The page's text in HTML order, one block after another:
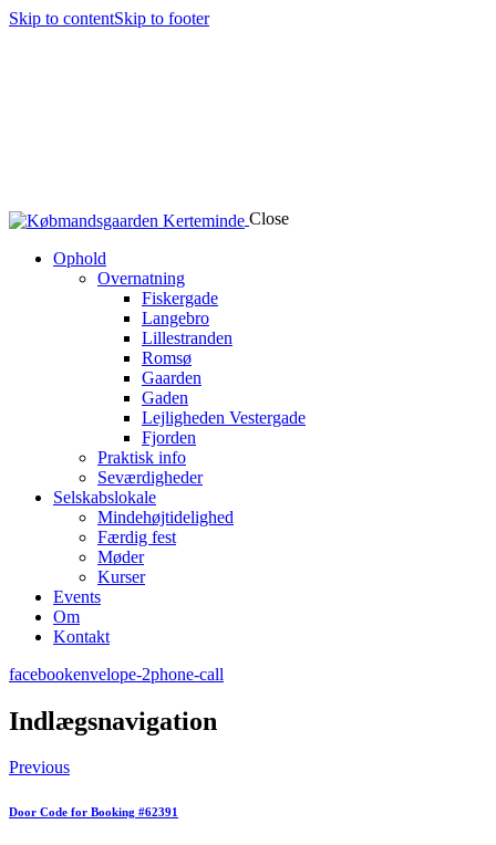
Skip to contentSkip to footer
Close
Ophold
Overnatning
Fiskergade
Langebro
Lillestranden
Romsø
Gaarden
Gaden
Lejligheden Vestergade
Fjorden
Praktisk info
Seværdigheder
Selskabslokale
Mindehøjtidelighed
Færdig fest
Møder
Kurser
Events
Om
Kontakt
facebookenvelope-2phone-call
Indlægsnavigation
Previous
Door Code for Booking #62391